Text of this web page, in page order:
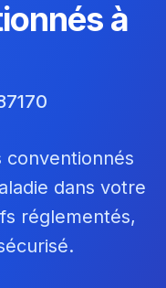
à
conventionnés
dans votre
réglementés,